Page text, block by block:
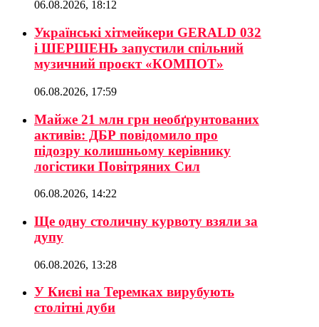
06.08.2026, 18:12
Українські хітмейкери GERALD 032
і ШЕРШЕНЬ запустили спільний
музичний проєкт «КОМПОТ»
06.08.2026, 17:59
Майже 21 млн грн необґрунтованих
активів: ДБР повідомило про
підозру колишньому керівнику
логістики Повітряних Сил
06.08.2026, 14:22
Ще одну столичну курвоту взяли за
дупу
06.08.2026, 13:28
У Києві на Теремках вирубують
столітні дуби